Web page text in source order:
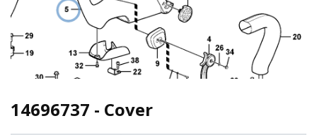
14696737 - Cover